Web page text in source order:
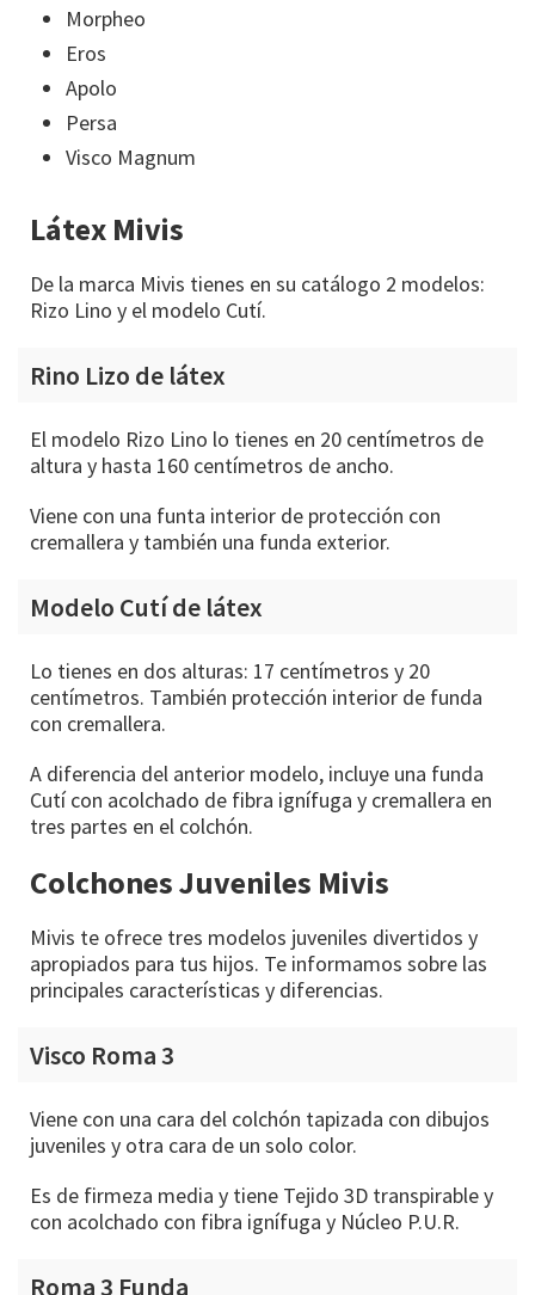
Morpheo
Eros
Apolo
Persa
Visco Magnum
Látex Mivis
De la marca Mivis tienes en su catálogo 2 modelos:
Rizo Lino y el modelo Cutí.
Rino Lizo de látex
El modelo Rizo Lino lo tienes en 20 centímetros de
altura y hasta 160 centímetros de ancho.
Viene con una funta interior de protección con
cremallera y también una funda exterior.
Modelo Cutí de látex
Lo tienes en dos alturas: 17 centímetros y 20
centímetros. También protección interior de funda
con cremallera.
A diferencia del anterior modelo, incluye una funda
Cutí con acolchado de fibra ignífuga y cremallera en
tres partes en el colchón.
Colchones Juveniles Mivis
Mivis te ofrece tres modelos juveniles divertidos y
apropiados para tus hijos. Te informamos sobre las
principales características y diferencias.
Visco Roma 3
Viene con una cara del colchón tapizada con dibujos
juveniles y otra cara de un solo color.
Es de firmeza media y tiene Tejido 3D transpirable y
con acolchado con fibra ignífuga y Núcleo P.U.R.
Roma 3 Funda